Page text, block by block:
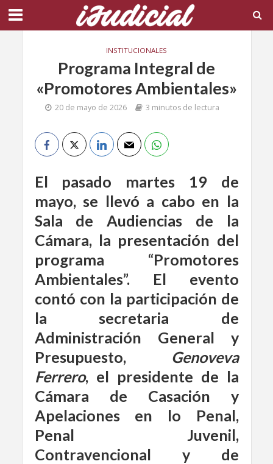
INSTITUCIONALES
Programa Integral de
«Promotores Ambientales»
20 de mayo de 2026 3 minutos de lectura
El pasado martes 19 de
mayo, se llevó a cabo en la
Sala de Audiencias de la
Cámara, la presentación del
programa “Promotores
Ambientales”. El evento
contó con la participación de
la secretaria de
Administración General y
Presupuesto, Genoveva
Ferrero, el presidente de la
Cámara de Casación y
Apelaciones en lo Penal,
Penal Juvenil,
Contravencional y de